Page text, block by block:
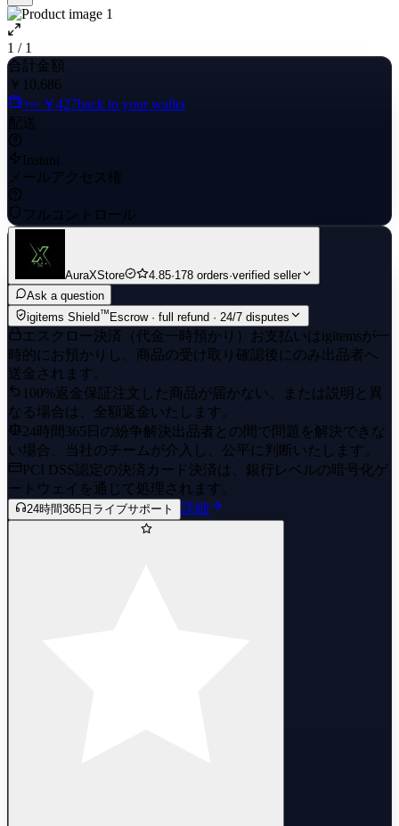
1 / 1
合計金額
￥10,686
+≈ ￥427back to your wallet
配送
Instant
メールアクセス権
フルコントロール
AuraXStore 4.85·178 orders·verified seller
Ask a question
igitems Shield™Escrow · full refund · 24/7 disputes
エスクロー決済（代金一時預かり）
お支払いはigitemsが一
時的にお預かりし、商品の受け取り確認後にのみ出品者へ
送金されます。
100%返金保証 注文した商品が届かない、または説明と異
なる場合は、全額返金いたします。
24時間365日の紛争解決出品者との間で問題を解決できな
い場合、当社のチームが介入し、公平に判断いたします。
PCI DSS認定の決済 カード決済は、銀行レベルの暗号化ゲ
ートウェイを通じて処理されます。
24時間365日ライブサポート 詳細